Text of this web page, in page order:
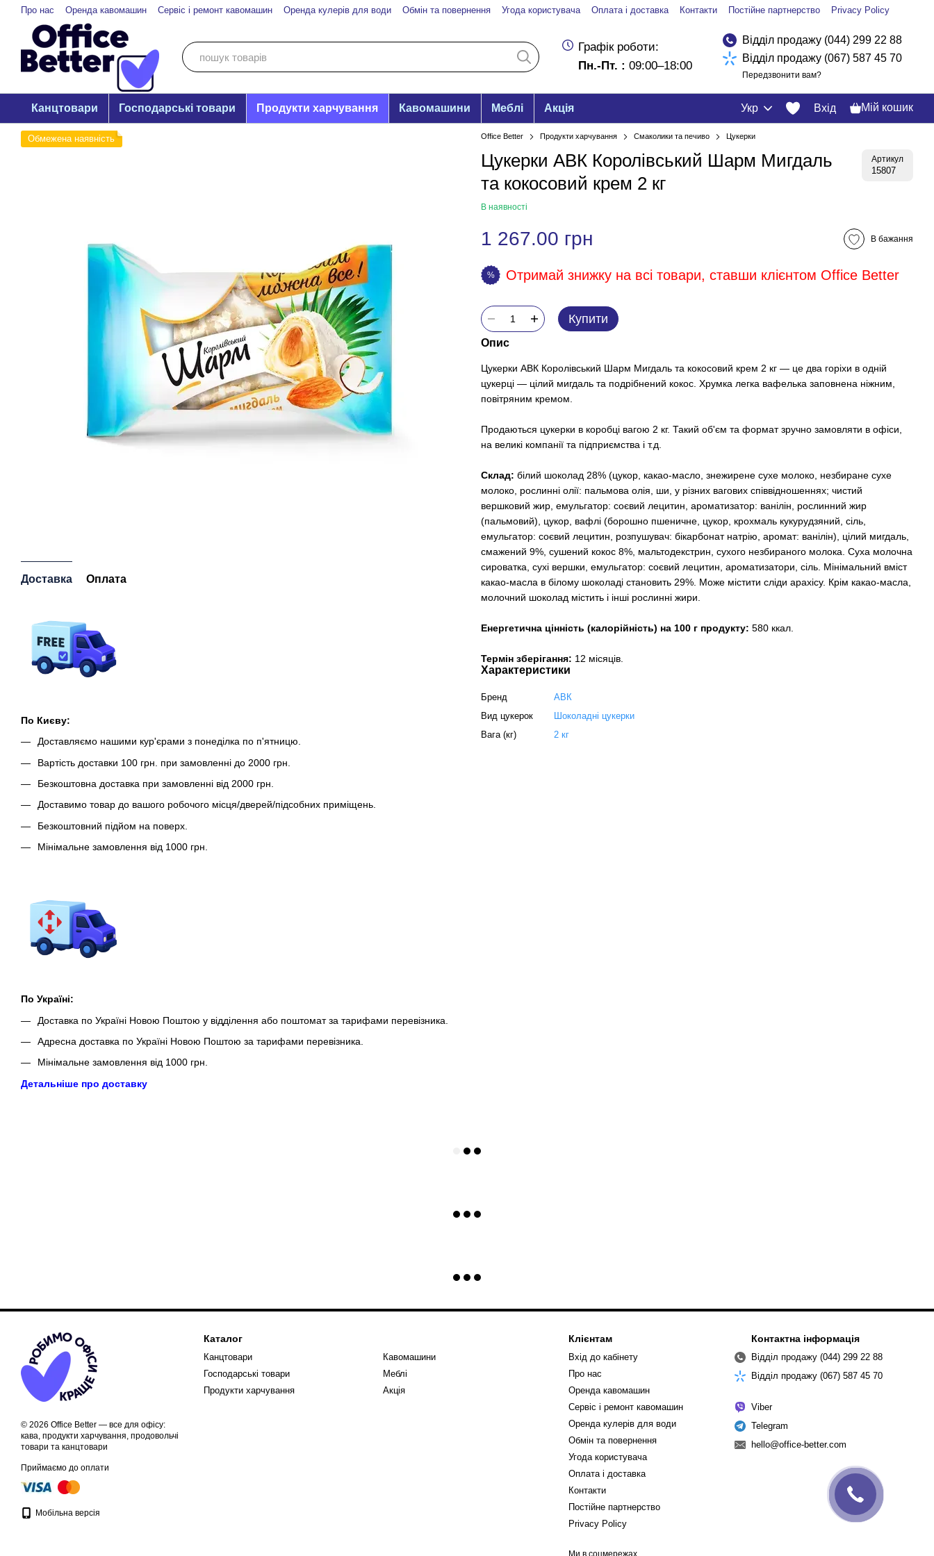
Перейти до основного контенту
Про нас Оренда кавомашин Сервіс і ремонт кавомашин Оренда кулерів для води Обмін та повернення Угода користувача Оплата і доставка Контакти Постійне партнерство Privacy Policy
Графік роботи:
Пн.-Пт. : 09:00–18:00
Відділ продажу (044) 299 22 88
Відділ продажу (067) 587 45 70
Передзвонити вам?
Канцтовари Господарські товари Продукти харчування Кавомашини Меблі Акція Укр Вхід Мій кошик
Обмежена наявність
Доставка Оплата
По Києву:
Доставляємо нашими кур'єрами з понеділка по п'ятницю.
Вартість доставки 100 грн. при замовленні до 2000 грн.
Безкоштовна доставка при замовленні від 2000 грн.
Доставимо товар до вашого робочого місця/дверей/підсобних приміщень.
Безкоштовний підйом на поверх.
Мінімальне замовлення від 1000 грн.
По Україні:
Доставка по Україні Новою Поштою у відділення або поштомат за тарифами перевізника.
Адресна доставка по Україні Новою Поштою за тарифами перевізника.
Мінімальне замовлення від 1000 грн.
Детальніше про доставку
Office Better Продукти харчування Смаколики та печиво Цукерки
Цукерки АВК Королівський Шарм Мигдаль
та кокосовий крем 2 кг
Артикул
15807
В наявності
1 267.00 грн В бажання
% Отримай знижку на всі товари, ставши клієнтом Office Better
Купити
Опис
Цукерки АВК Королівський Шарм Мигдаль та кокосовий крем 2 кг — це два горіхи в одній
цукерці — цілий мигдаль та подрібнений кокос. Хрумка легка вафелька заповнена ніжним,
повітряним кремом.
Продаються цукерки в коробці вагою 2 кг. Такий об'єм та формат зручно замовляти в офіси,
на великі компанії та підприємства і т.д.
Склад: білий шоколад 28% (цукор, какао-масло, знежирене сухе молоко, незбиране сухе
молоко, рослинні олії: пальмова олія, ши, у різних вагових співвідношеннях; чистий
вершковий жир, емульгатор: соєвий лецитин, ароматизатор: ванілін, рослинний жир
(пальмовий), цукор, вафлі (борошно пшеничне, цукор, крохмаль кукурудзяний, сіль,
емульгатор: соєвий лецитин, розпушувач: бікарбонат натрію, аромат: ванілін), цілий мигдаль,
смажений 9%, сушений кокос 8%, мальтодекстрин, сухого незбираного молока. Суха молочна
сироватка, сухі вершки, емульгатор: соєвий лецитин, ароматизатори, сіль. Мінімальний вміст
какао-масла в білому шоколаді становить 29%. Може містити сліди арахісу. Крім какао-масла,
молочний шоколад містить і інші рослинні жири.
Енергетична цінність (калорійність) на 100 г продукту: 580 ккал.
Термін зберігання: 12 місяців.
Характеристики
Бренд
АВК
Вид цукерок
Шоколадні цукерки
Вага (кг)
2 кг
© 2026 Office Better — все для офісу:
кава, продукти харчування, продовольчі
товари та канцтовари
Приймаємо до оплати
Мобільна версія
Каталог
Канцтовари
Господарські товари
Продукти харчування
Кавомашини
Меблі
Акція
Клієнтам
Вхід до кабінету
Про нас
Оренда кавомашин
Сервіс і ремонт кавомашин
Оренда кулерів для води
Обмін та повернення
Угода користувача
Оплата і доставка
Контакти
Постійне партнерство
Privacy Policy
Ми в соцмережах
Контактна інформація
Відділ продажу (044) 299 22 88
Відділ продажу (067) 587 45 70
Viber
Telegram
hello@office-better.com